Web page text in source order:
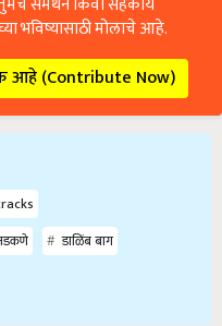
मोलाचे आहे.
आहे (Contribute Now)
डाळिंब बाग